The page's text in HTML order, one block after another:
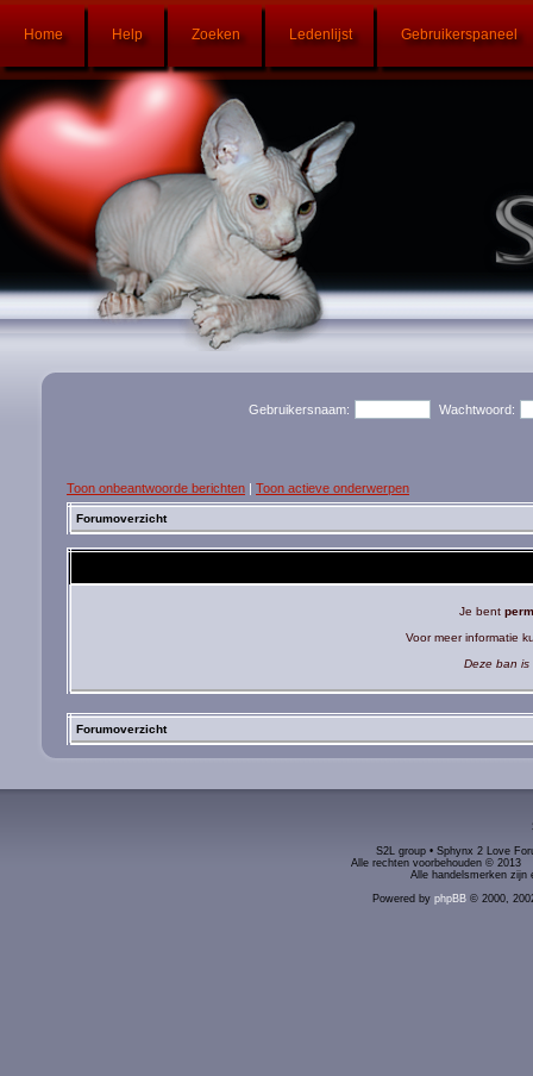
Home Help Zoeken Ledenlijst Gebruikerspaneel
Gebruikersnaam: Wachtwoord:
Toon onbeantwoorde berichten | Toon actieve onderwerpen
Forumoverzicht
Je bent
Voor meer informatie
Deze ban is
Forumoverzicht
S2L group • Sphynx 2 Love
Alle rechten voorbehouden ©
Alle handelsmerken zijn
Powered by phpBB© 2000,